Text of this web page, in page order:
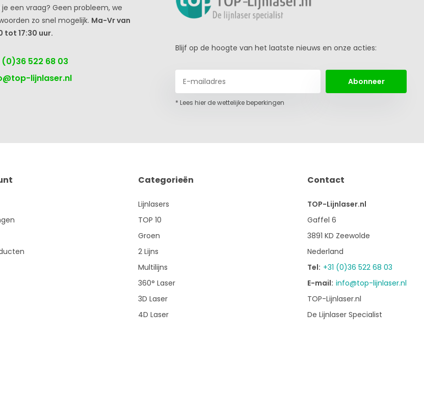
je een vraag? Geen probleem, we
zo snel mogelijk. Ma-Vr van
tot 17:30 uur.
(0)36 522 68 03
lijnlaser.nl
Blijf op de hoogte van het laatste nieuws en onze acties:
Abonneer
* Lees hier de wettelijke beperkingen
Categorieën
Lijnlasers
TOP 10
Groen
2 Lijns
Multilijns
360° Laser
3D Laser
4D Laser
Contact
TOP-Lijnlaser.nl
Gaffel 6
3891 KD Zeewolde
Nederland
Tel: +31 (0)36 522 68 03
E-mail: info@top-lijnlaser.nl
TOP-Lijnlaser.nl
De Lijnlaser Specialist